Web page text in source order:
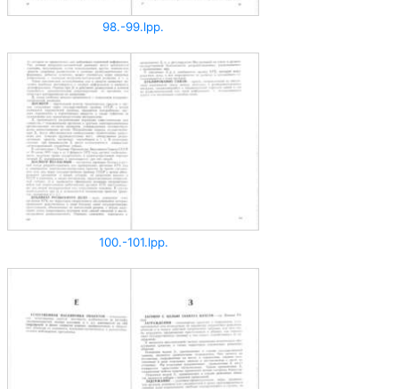
98.-99.lpp.
100.-101.lpp.